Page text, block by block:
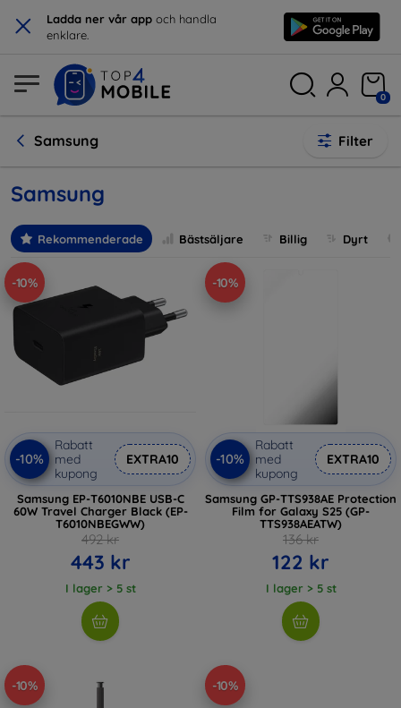
× Ladda ner vår app och handla
enklare.
0
Samsung Filter
Samsung
Rekommenderade Bästsäljare Billig Dyrt
-10%
-10%
Rabatt
med
kupong
EXTRA10
Samsung EP-T6010NBE USB-C
60W Travel Charger Black (EP-
T6010NBEGWW)
492 kr
443 kr
I lager > 5 st
-10%
-10%
Rabatt
med
kupong
EXTRA10
Samsung GP-TTS938AE Protection
Film for Galaxy S25 (GP-
TTS938AEATW)
136 kr
122 kr
I lager > 5 st
-10% -10%